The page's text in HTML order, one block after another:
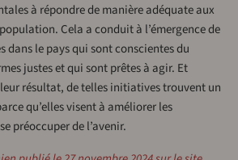
à répondre de manière adéquate aux
Cela a conduit à l’émergence de
dans le pays qui sont conscientes du
justes et qui sont prêtes à agir. Et
résultat, de telles initiatives trouvent un
qu’elles visent à améliorer les
préoccuper de l’avenir.